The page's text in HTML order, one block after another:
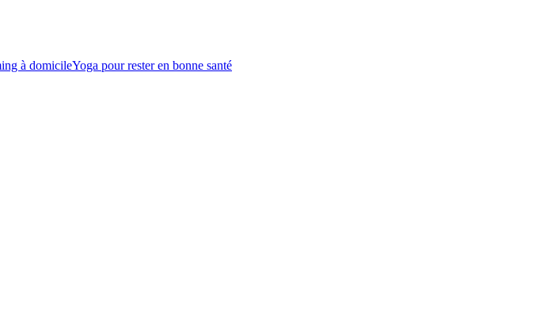
à domicileYoga pour rester en bonne santé